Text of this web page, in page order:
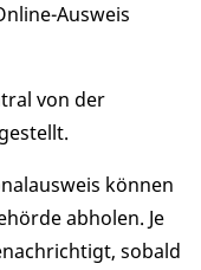
Ausweis
von der
können
abholen. Je
sobald